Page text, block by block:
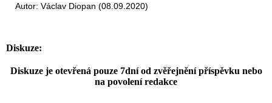
Autor: Václav Diopan (08.09.2020)
Diskuze:
Diskuze je otevřená pouze 7dní od zvěřejnění příspěvku nebo
na povolení redakce